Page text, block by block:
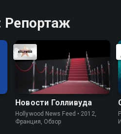
Новости Голливуда
Hollywood News Feed • 2012,
Франция, Обзор